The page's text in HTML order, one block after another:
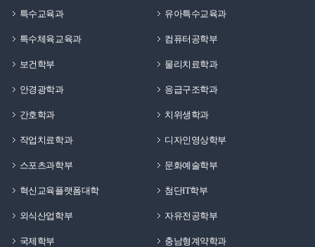
특수교육과 유아특수교육과
특수체육교육과 컴퓨터공학부
보건학부 물리치료학과
안경광학과 응급구조학과
간호학과 치위생학과
작업치료학과 디자인영상학부
스포츠과학부 문화예술학부
혁신교육플랫폼대학 첨단IT학부
외식산업학부 자유전공학부
국제학부 충남형계약학과